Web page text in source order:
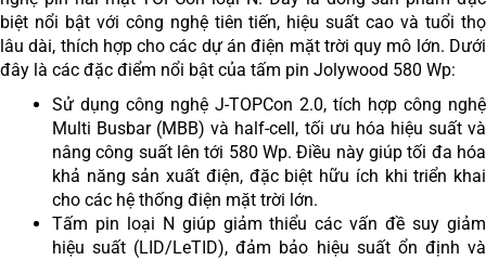
biệt nổi bật với công nghệ tiên tiến, hiệu suất cao và tuổi thọ
lâu dài, thích hợp cho các dự án điện mặt trời quy mô lớn. Dưới
đây là các đặc điểm nổi bật của tấm pin Jolywood 580 Wp:
Sử dụng công nghệ J-TOPCon 2.0, tích hợp công nghệ
Multi Busbar (MBB) và half-cell, tối ưu hóa hiệu suất và
nâng công suất lên tới 580 Wp. Điều này giúp tối đa hóa
khả năng sản xuất điện, đặc biệt hữu ích khi triển khai
cho các hệ thống điện mặt trời lớn.
Tấm pin loại N giúp giảm thiểu các vấn đề suy giảm
hiệu suất (LID/LeTID), đảm bảo hiệu suất ổn định và